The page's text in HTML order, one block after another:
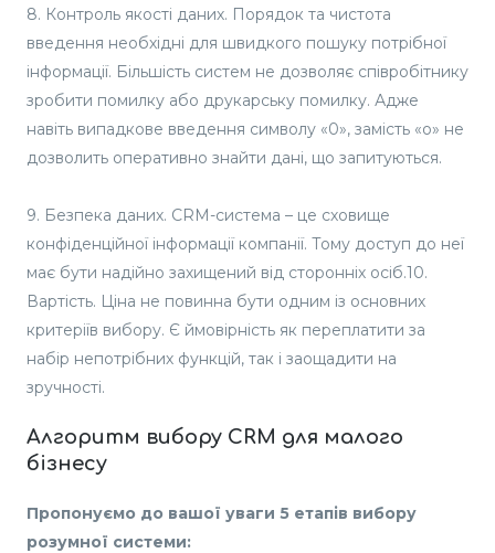
8. Контроль якості даних. Порядок та чистота
введення необхідні для швидкого пошуку потрібної
інформації. Більшість систем не дозволяє співробітнику
зробити помилку або друкарську помилку. Адже
навіть випадкове введення символу «0», замість «о» не
дозволить оперативно знайти дані, що запитуються.
9. Безпека даних. CRM-система – це сховище
конфіденційної інформації компанії. Тому доступ до неї
має бути надійно захищений від сторонніх осіб.10.
Вартість. Ціна не повинна бути одним із основних
критеріїв вибору. Є ймовірність як переплатити за
набір непотрібних функцій, так і заощадити на
зручності.
Алгоритм вибору CRM для малого
бізнесу
Пропонуємо до вашої уваги 5 етапів вибору
розумної системи: